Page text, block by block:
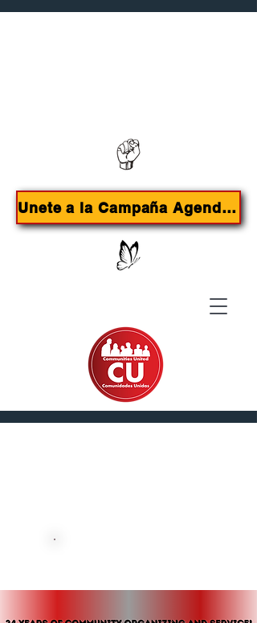
Unete a la Campaña Agenda de Inmigrantes para SLC!